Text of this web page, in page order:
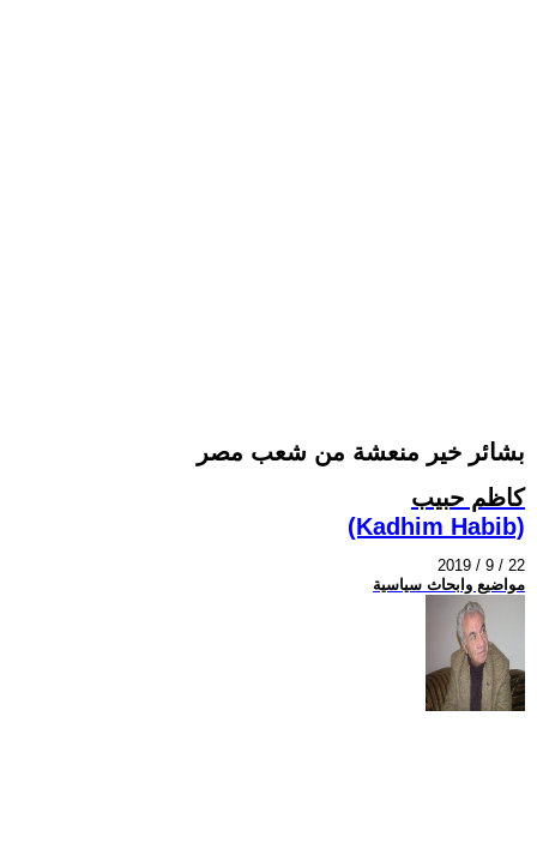
بشائر خير منعشة من شعب مصر
كاظم حبيب
(Kadhim Habib)
2019 / 9 / 22
مواضيع وابحاث سياسية